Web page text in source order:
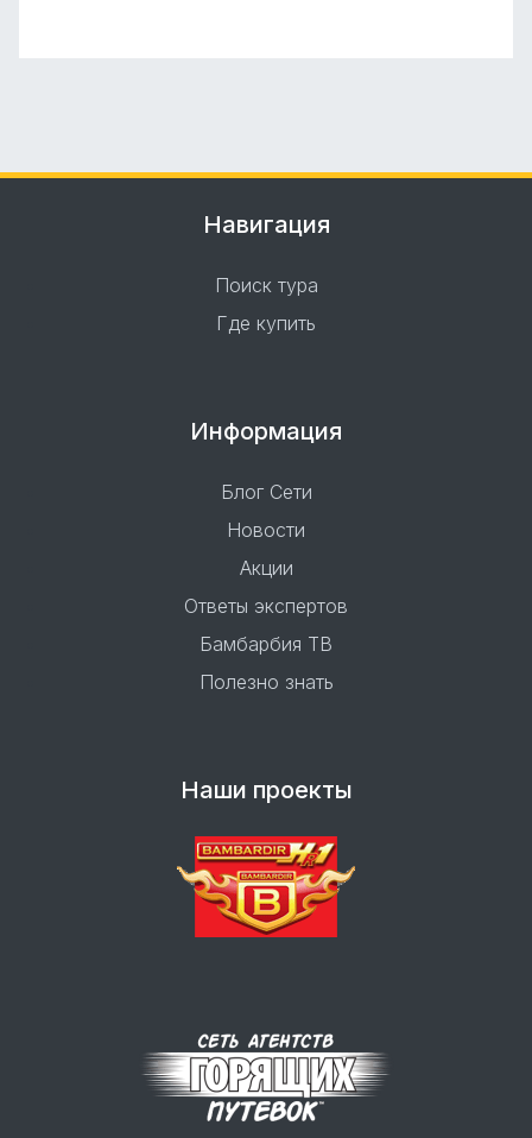
Навигация
Поиск тура
Где купить
Информация
Блог Сети
Новости
Акции
Ответы экспертов
Бамбарбия ТВ
Полезно знать
Наши проекты